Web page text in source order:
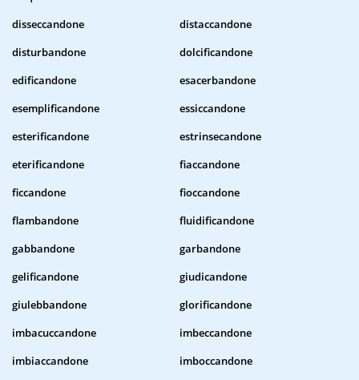
disseccandone
distaccandone
disturbandone
dolcificandone
edificandone
esacerbandone
esemplificandone
essiccandone
esterificandone
estrinsecandone
eterificandone
fiaccandone
ficcandone
fioccandone
flambandone
fluidificandone
gabbandone
garbandone
gelificandone
giudicandone
giulebbandone
glorificandone
imbacuccandone
imbeccandone
imbiaccandone
imboccandone